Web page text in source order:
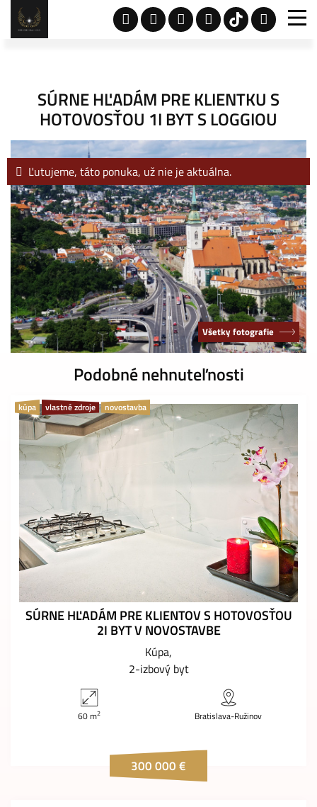
SÚRNE HĽADÁM PRE KLIENTKU S
HOTOVOSŤOU 1I BYT S LOGGIOU
Ľutujeme, táto ponuka, už nie je aktuálna.
Všetky fotografie
Podobné nehnuteľnosti
kúpa vlastné zdroje novostavba
SÚRNE HĽADÁM PRE KLIENTOV S HOTOVOSŤOU
2I BYT V NOVOSTAVBE
Kúpa
2-izbový byt
60 m2 Bratislava-Ružinov
300 000 €